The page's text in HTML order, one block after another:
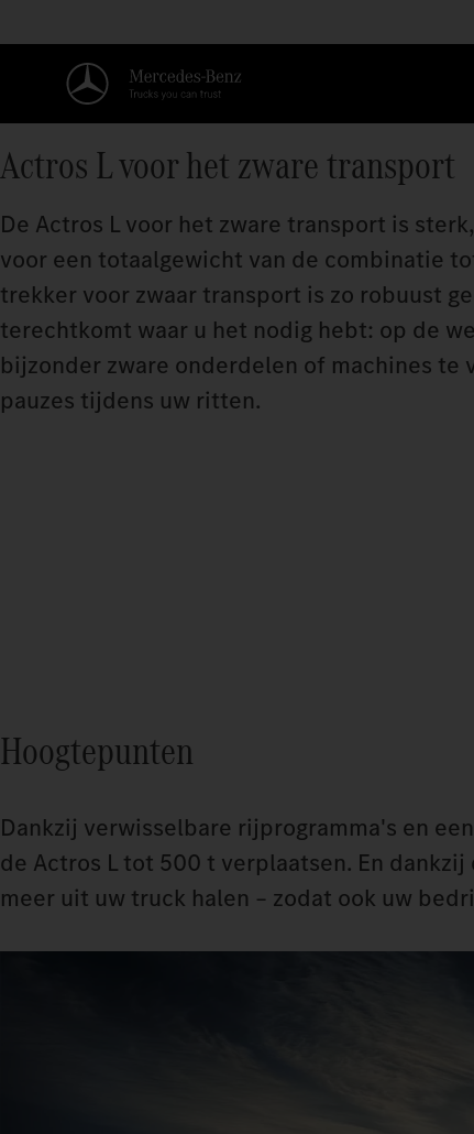
Actros L voor het zware transport
De Actros L voor het zware transport is
voor een totaalgewicht van de combinatie
trekker voor zwaar transport is zo robuust
terechtkomt waar u het nodig hebt: op de
bijzonder zware onderdelen of machines te
pauzes tijdens uw ritten.
Hoogtepunten
Dankzij verwisselbare rijprogramma's en
de Actros L tot 500 t verplaatsen. En
meer uit uw truck halen – zodat ook uw